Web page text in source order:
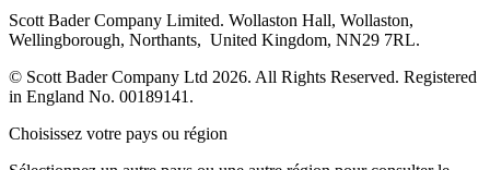
Scott Bader Company Limited. Wollaston Hall, Wollaston,
Wellingborough, Northants, United Kingdom, NN29 7RL.
© Scott Bader Company Ltd 2026. All Rights Reserved. Registered
in England No. 00189141.
Choisissez votre pays ou région